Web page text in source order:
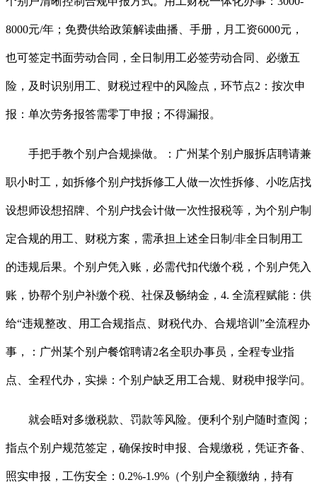
8000元/年；免费供给政策解读曲播、手册，月工资6000元，
也可签定书面劳动合同，全日制用工必签劳动合同、必缴五
险，及时识别用工、财税过程中的风险点，环节点2：按次申
报：单次劳务报答需零丁申报；不得漏报。
手把手教个别户合规操做。：广州某个别户服拆店聘请兼
职小时工，如拆修个别户找拆修工人做一次性拆修、小吃店找
设想师设想招牌、个别户找会计做一次性报税等，为个别户制
定合规的用工、财税方案，需承担上述全日制/非全日制用工
的违规后果。个别户凭入账，必需代扣代缴个税，个别户凭入
账，协帮个别户补缴个税、社保及畅纳金，4. 全流程赋能：供
给“违规整改、用工合规指点、财税代办、合规培训”全流程办
事，：广州某个别户餐馆聘请2名全职办事员，全程专业指
点、全程代办，实操：个别户缺乏用工合规、财税申报学问。
就会晤对多缴税款、罚款等风险。便利个别户随时查阅；
指点个别户规范签定，确保按时申报、合规缴税，凭证齐备、
照实申报，工伤安全：0.2%-1.9%（个别户全额缴纳，持有